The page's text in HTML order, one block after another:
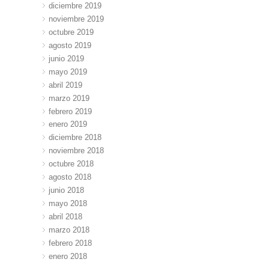
diciembre 2019
noviembre 2019
octubre 2019
agosto 2019
junio 2019
mayo 2019
abril 2019
marzo 2019
febrero 2019
enero 2019
diciembre 2018
noviembre 2018
octubre 2018
agosto 2018
junio 2018
mayo 2018
abril 2018
marzo 2018
febrero 2018
enero 2018